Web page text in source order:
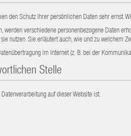
den Schutz Ihrer persönlichen Daten sehr ernst.
werden verschiedene personenbezogene Daten
nutzen. Sie erläutert auch, wie und zu welchem
im Internet (z. B. bei der
Stelle
auf dieser Website ist: